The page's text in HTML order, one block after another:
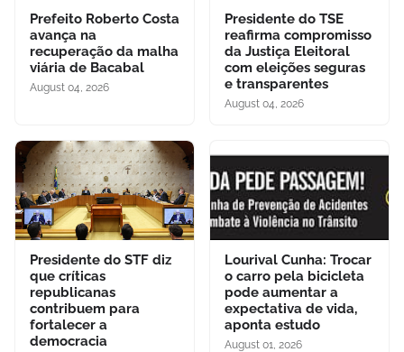
Prefeito Roberto Costa
avança na
recuperação da malha
viária de Bacabal
August 04, 2026
Presidente do TSE
reafirma compromisso
da Justiça Eleitoral
com eleições seguras
e transparentes
August 04, 2026
Presidente do STF diz
que críticas
republicanas
contribuem para
fortalecer a
democracia
Lourival Cunha: Trocar
o carro pela bicicleta
pode aumentar a
expectativa de vida,
aponta estudo
August 01, 2026